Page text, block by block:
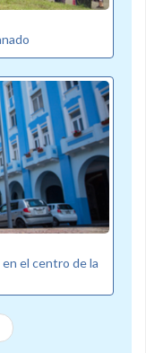
el centro de la